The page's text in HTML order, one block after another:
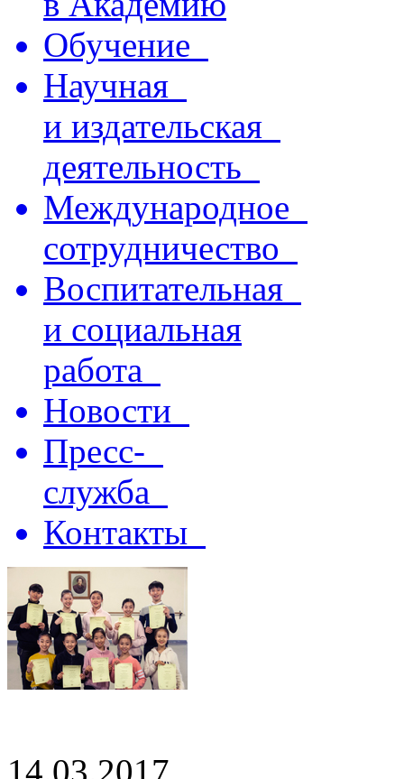
Обучение
Научная
и издательская
деятельность
Международное
сотрудничество
Воспитательная
и социальная
работа
Новости
Пресс-
служба
Контакты